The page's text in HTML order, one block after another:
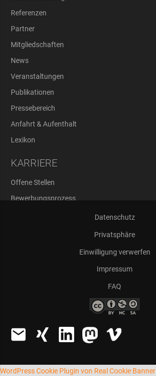
Referenzen
Partner
Mitgliedschaften
News
Veranstaltungen
Publikationen
Pressebereich
Anfahrt & Aufenthalt
Lexikon
KARRIERE
Offene Stellen
Bewerbungsprozess
Datenschutz
Privatsphäre
Einwilligung verwerfen
Impressum
FAQ
WordPress Cookie Plugin von Real Cookie Banner